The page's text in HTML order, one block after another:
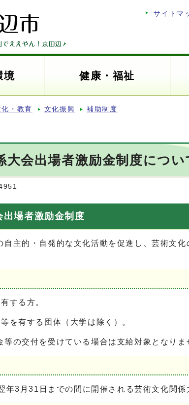
サイトマ
境 健康・福祉
化・教育 文化振興 補助制度
大会出場者激励金制度につい
場者激励金制度
自主的・自発的な文化活動を促進し、芸術文
する方。
を有する団体（大学は除く）。
の交付を受けている場合は支給対象となりま
3月31日までの間に開催される芸術文化関係